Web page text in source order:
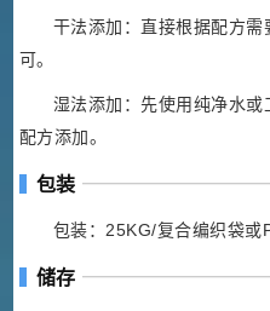
干法添加：直接根据配方
可。
湿法添加：先使用纯净水
配方添加。
包装
包装：25KG/复合编织袋或
储存